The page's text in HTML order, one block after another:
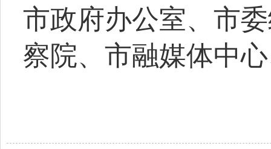
市政府办公室、市
察院、市融媒体中